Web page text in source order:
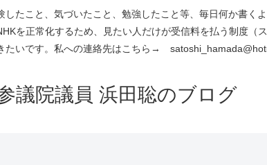
たこと、気づいたこと、勉強したこと等、毎日何か書く
を正常化するため、見たい人だけが受信料を払う制度（
たいです。私への連絡先はこちら→
議院議員 浜田聡のブログ